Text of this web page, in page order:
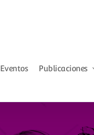
Eventos Publicaciones